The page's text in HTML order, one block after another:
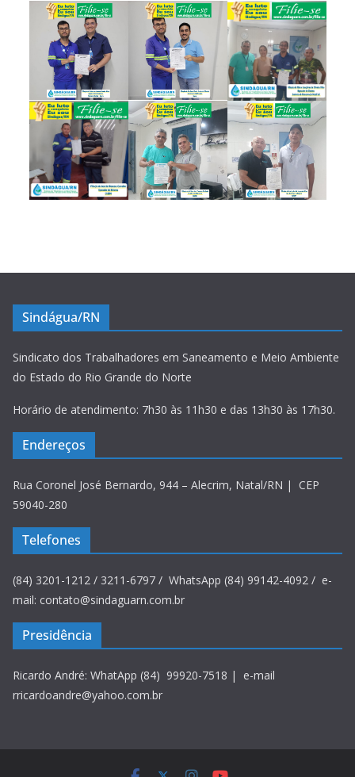
Sindágua/RN
Sindicato dos Trabalhadores em Saneamento e Meio Ambiente
do Estado do Rio Grande do Norte
Horário de atendimento: 7h30 às 11h30 e das 13h30 às 17h30.
Endereços
Rua Coronel José Bernardo, 944 – Alecrim, Natal/RN | CEP
59040-280
Telefones
(84) 3201-1212 / 3211-6797 / WhatsApp (84) 99142-4092 / e-
mail: contato@sindaguarn.com.br
Presidência
Ricardo André: WhatApp (84) 99920-7518 | e-mail
rricardoandre@yahoo.com.br